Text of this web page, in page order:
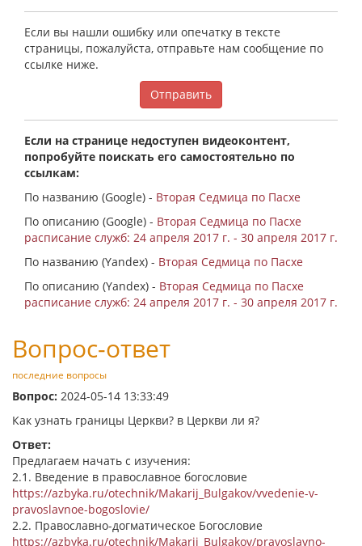
Если вы нашли ошибку или опечатку в тексте
страницы, пожалуйста, отправьте нам сообщение по
ссылке ниже.
Отправить
Если на странице недоступен видеоконтент,
попробуйте поискать его самостоятельно по
ссылкам:
По названию (Google) - Вторая Седмица по Пасхе
По описанию (Google) - Вторая Седмица по Пасхе
расписание служб: 24 апреля 2017 г. - 30 апреля 2017 г.
По названию (Yandex) - Вторая Седмица по Пасхе
По описанию (Yandex) - Вторая Седмица по Пасхе
расписание служб: 24 апреля 2017 г. - 30 апреля 2017 г.
Вопрос-ответ
последние вопросы
Вопрос: 2024-05-14 13:33:49
Как узнать границы Церкви? в Церкви ли я?
Ответ:
Предлагаем начать с изучения:
2.1. Введение в православное богословие
https://azbyka.ru/otechnik/Makarij_Bulgakov/vvedenie-v-
pravoslavnoe-bogoslovie/
2.2. Православно-догматическое Богословие
https://azbyka.ru/otechnik/Makarij_Bulgakov/pravoslavno-